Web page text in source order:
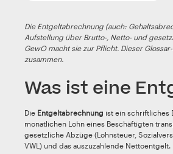
Die Entgeltabrechnung (auch:
Aufstellung über Brutto-, Netto- und
GewO macht sie zur Pflicht. Dieser
zusammen.
Was ist eine
Die Entgeltabrechnung ist ein schriftliches
monatlichen Lohn eines Beschäftigten
gesetzliche Abzüge (Lohnsteuer,
VWL) und das auszuzahlende Nettoentgelt.